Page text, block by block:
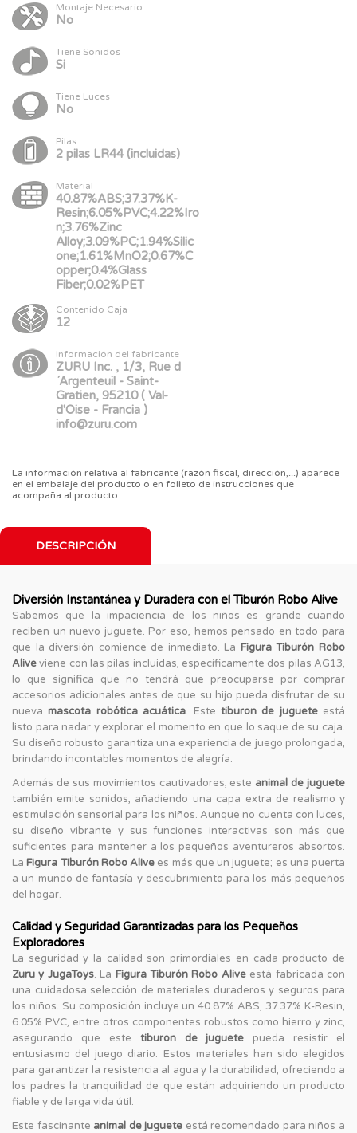
Montaje Necesario
No
Tiene Sonidos
Si
Tiene Luces
No
Pilas
2 pilas LR44 (incluidas)
Material
40.87%ABS;37.37%K-
Resin;6.05%PVC;4.22%Iro
n;3.76%Zinc
Alloy;3.09%PC;1.94%Silic
one;1.61%MnO2;0.67%C
opper;0.4%Glass
Fiber;0.02%PET
Contenido Caja
12
Información del fabricante
ZURU Inc. , 1/3, Rue d
´Argenteuil - Saint-
Gratien, 95210 ( Val-
d'Oise - Francia )
info@zuru.com
La información relativa al fabricante (razón fiscal, dirección,...) aparece
en el embalaje del producto o en folleto de instrucciones que
acompaña al producto.
DESCRIPCIÓN
Diversión Instantánea y Duradera con el Tiburón Robo Alive
Sabemos que la impaciencia de los niños es grande cuando
reciben un nuevo juguete. Por eso, hemos pensado en todo para
que la diversión comience de inmediato. La Figura Tiburón Robo
Aliveviene con las pilas incluidas, específicamente dos pilas AG13,
lo que significa que no tendrá que preocuparse por comprar
accesorios adicionales antes de que su hijo pueda disfrutar de su
nuevamascota robótica acuática. Este tiburon de jugueteestá
listo para nadar y explorar el momento en que lo saque de su caja.
Su diseño robusto garantiza una experiencia de juego prolongada,
brindando incontables momentos de alegría.
Además de sus movimientos cautivadores, este animal de juguete
también emite sonidos, añadiendo una capa extra de realismo y
estimulación sensorial para los niños. Aunque no cuenta con luces,
su diseño vibrante y sus funciones interactivas son más que
suficientes para mantener a los pequeños aventureros absortos.
LaFigura Tiburón Robo Alive es más que un juguete; es una puerta
a un mundo de fantasía y descubrimiento para los más pequeños
del hogar.
Calidad y Seguridad Garantizadas para los Pequeños
Exploradores
La seguridad y la calidad son primordiales en cada producto de
Zuru y JugaToys. La Figura Tiburón Robo Aliveestá fabricada con
una cuidadosa selección de materiales duraderos y seguros para
los niños. Su composición incluye un 40.87% ABS, 37.37% K-Resin,
6.05% PVC, entre otros componentes robustos como hierro y zinc,
asegurando que este tiburon de juguete pueda resistir el
entusiasmo del juego diario. Estos materiales han sido elegidos
para garantizar la resistencia al agua y la durabilidad, ofreciendo a
los padres la tranquilidad de que están adquiriendo un producto
fiable y de larga vida útil.
Este fascinante animal de juguete está recomendado para niños a